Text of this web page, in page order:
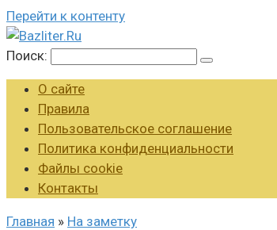
Перейти к контенту
Поиск:
О сайте
Правила
Пользовательское соглашение
Политика конфиденциальности
Файлы cookie
Контакты
Главная » На заметку